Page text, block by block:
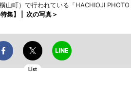
山町）で行われている「HACHIOJI
集】
次の写真＞
List